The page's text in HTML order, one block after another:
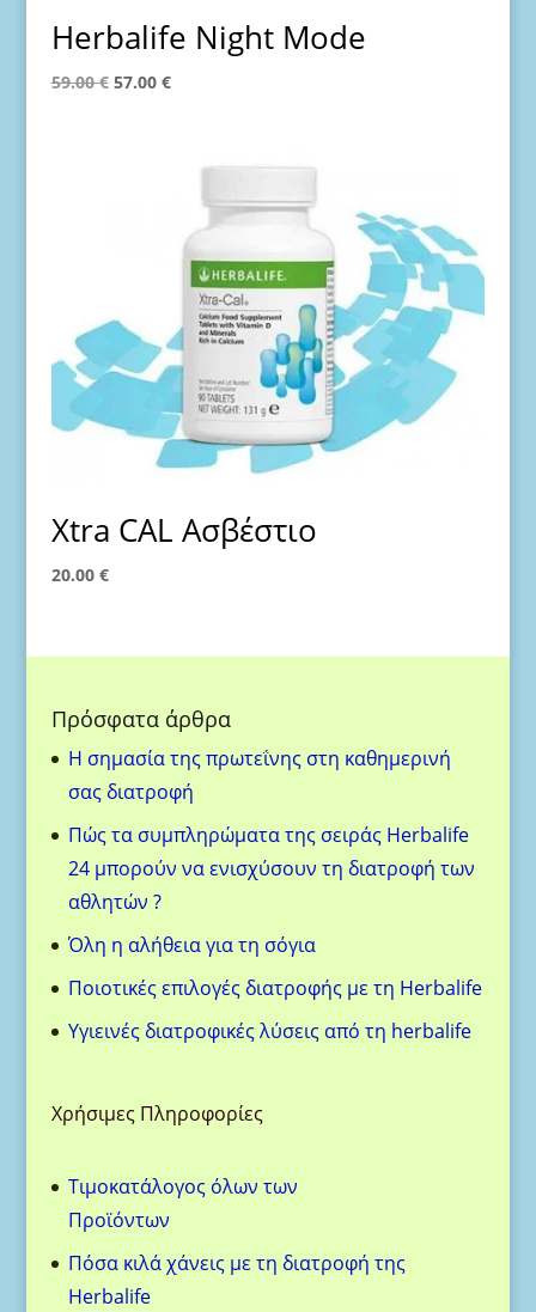
Herbalife Night Mode
59.00€ Original
57.00 €Η
είναι:
Xtra CAL Ασβέστιο
20.00 €
Πρόσφατα άρθρα
H σημασία της πρωτεΐνης στη καθημερινή
σας διατροφή
Πώς τα συμπληρώματα της σειράς Herbalife
24 μπορούν να ενισχύσουν τη διατροφή των
αθλητών ?
Όλη η αλήθεια για τη σόγια
Ποιοτικές επιλογές διατροφής με τη Herbalife
Υγιεινές διατροφικές λύσεις από τη herbalife
Χρήσιμες Πληροφορίες
Τιμοκατάλογος όλων των
Προϊόντων
Πόσα κιλά χάνεις με τη διατροφή της
Herbalife